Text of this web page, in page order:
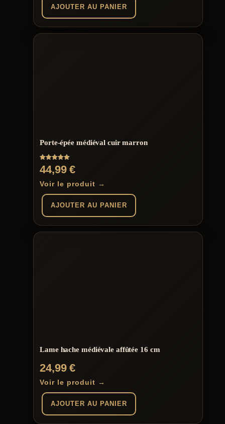
AJOUTER AU PANIER
Porte-épée médiéval cuir marron
Note
5.00
sur 5
44,99€
Voir le produit →
AJOUTER AU PANIER
Lame hache médiévale affûtée 16 cm
24,99€
Voir le produit →
AJOUTER AU PANIER